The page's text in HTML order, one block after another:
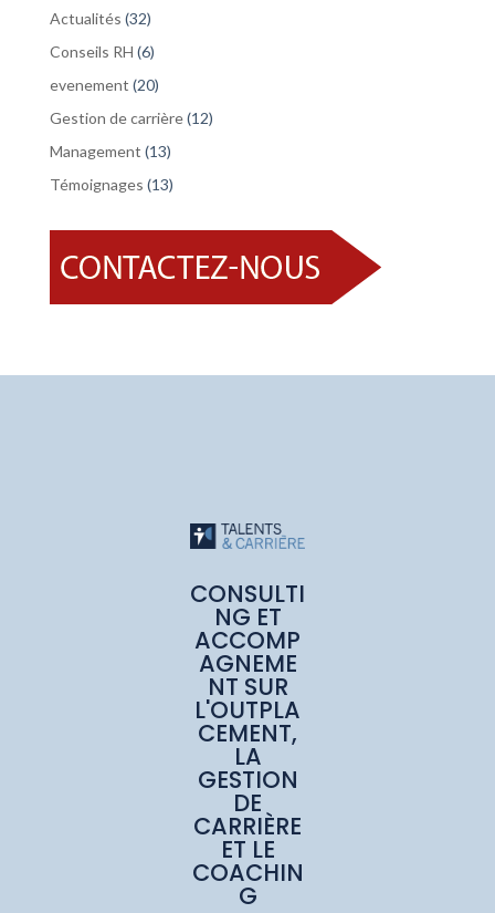
Actualités (32)
Conseils RH (6)
evenement (20)
Gestion de carrière(12)
Management (13)
Témoignages (13)
CONSULTI
NG ET
ACCOMP
AGNEME
NT SUR
L'OUTPLA
CEMENT,
LA
GESTION
DE
CARRIÈRE
ET LE
COACHIN
G